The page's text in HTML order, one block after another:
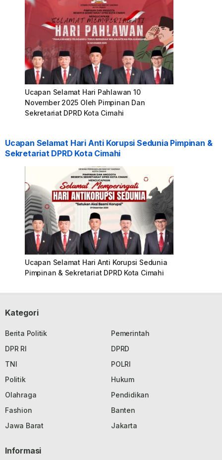
Ucapan Selamat Hari Pahlawan 10
November 2025 Oleh Pimpinan Dan
Sekretariat DPRD Kota Cimahi
Ucapan Selamat Hari Anti Korupsi Sedunia Pimpinan &
Sekretariat DPRD Kota Cimahi
Ucapan Selamat Hari Anti Korupsi Sedunia
Pimpinan & Sekretariat DPRD Kota Cimahi
Kategori
Berita Politik
Pemerintah
DPR RI
DPRD
TNI
POLRI
Politik
Hukum
Olahraga
Pendidikan
Fashion
Banten
Jawa Barat
Jakarta
Informasi